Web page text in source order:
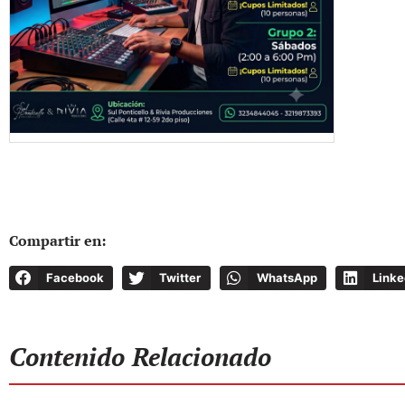
Compartir en:
Facebook Twitter WhatsApp
Contenido Relacionado